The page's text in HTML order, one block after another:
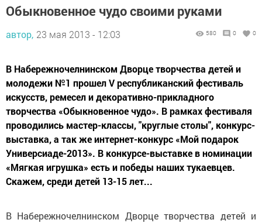
Обыкновенное чудо своими руками
автор, 23 мая 2013 - 12:03 580 0 0
В Набережночелнинском Дворце творчества детей и
молодежи №1 прошел V республиканский фестиваль
искусств, ремесел и декоративно-прикладного
творчества «Обыкновенное чудо». В рамках фестиваля
проводились мастер-классы, "круглые столы", конкурс-
выставка, а так же интернет-конкурс «Мой подарок
Универсиаде-2013». В конкурсе-выставке в номинации
«Мягкая игрушка» есть и победы наших тукаевцев.
Скажем, среди детей 13-15 лет...
В Набережночелнинском Дворце творчества детей и